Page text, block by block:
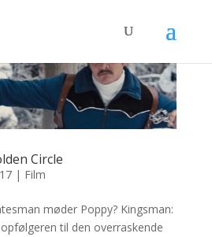
Circle
| Film
møder Poppy? Kingsman:
til den overraskende